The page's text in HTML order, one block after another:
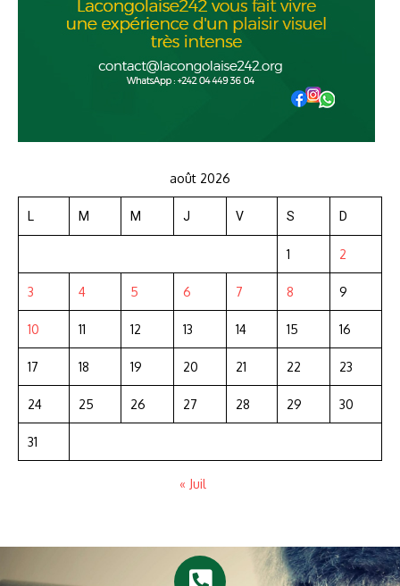
août 2026
L M M J V S D
1 2
3 4 5 6 7 8 9
10 11 12 13 14 15 16
17 18 19 20 21 22 23
24 25 26 27 28 29 30
31
« Juil